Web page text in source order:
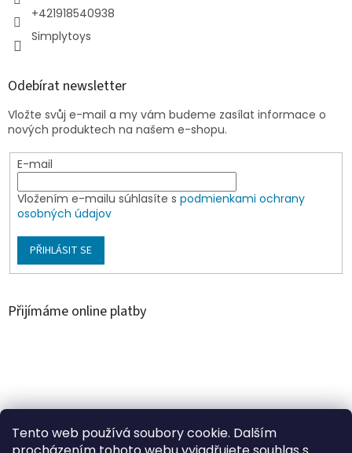
Tento web používá soubory cookie. Dalším
+421918540938
Simplytoys
Odebírat newsletter
Vložte svůj e-mail a my vám budeme zasílat informace o
nových produktech na našem e-shopu.
E-mail
Vložením e-mailu súhlasíte s podmienkami ochrany
osobných údajov
PŘIHLÁSIT SE
Přijímáme online platby
Á
r
u
k